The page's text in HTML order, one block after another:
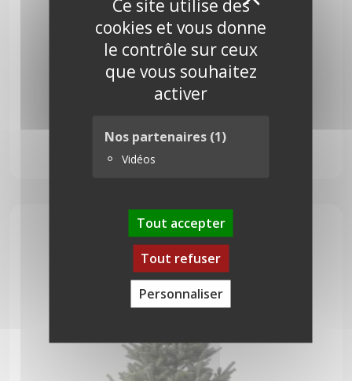
Ce site utilise des
cookies et vous donne
le contrôle sur ceux
que vous souhaitez
activer
Nos partenaires (1)
Vidéos
Tout accepter
Tout refuser
Personnaliser
Nordmann 300 cm
205,00